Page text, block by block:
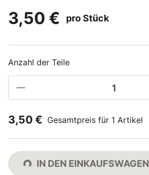
3,50 €
pro Stück
Anzahl der Teile
3,50 € Gesamtpreis für 1 Artikel
IN DEN EINKAUFSWAGEN